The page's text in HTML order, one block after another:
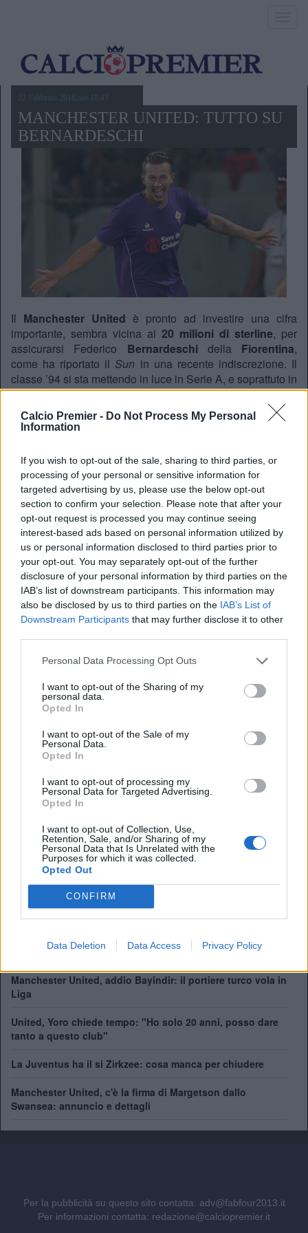
Calcio Premier - Do Not Process My Personal
Information
If you wish to opt-out of the sale, sharing to third parties, or
processing of your personal or sensitive information for
targeted advertising by us, please use the below opt-out
section to confirm your selection. Please note that after your
opt-out request is processed you may continue seeing
interest-based ads based on personal information utilized by
us or personal information disclosed to third parties prior to
your opt-out. You may separately opt-out of the further
disclosure of your personal information by third parties on the
IAB’s list of downstream participants. This information may
also be disclosed by us to third parties on the IAB’s List of
Downstream Participants that may further disclose it to other
Personal Data Processing Opt Outs
I want to opt-out of the Sharing of my
personal data.
Opted In
I want to opt-out of the Sale of my
Personal Data.
Opted In
I want to opt-out of processing my
Personal Data for Targeted Advertising.
Opted In
I want to opt-out of Collection, Use,
Retention, Sale, and/or Sharing of my
Personal Data that Is Unrelated with the
Purposes for which it was collected.
Opted Out
CONFIRM
Data Deletion Data Access Privacy Policy
22 Febbraio 2016,ore 10.47
MANCHESTER UNITED: TUTTO SU
BERNARDESCHI
Il Manchester United è pronto ad investire una cifra
importante, sembra vicina ai 20 milioni di sterline, per
assicurarsi Federico Bernardeschi della Fiorentina,
come ha riportato il Sun in una recente indiscrezione. Il
classe ’94 si sta mettendo in luce in Serie A, e soprattuto in
Europa League, dove, solo pochi giorni fa, ha segnato un
gol davvero incredibile contro il Tottenham. I viola hanno
un contratto fino al 2019 e vorrebbero riuscire a trattenere il
stanno avventando, oltre allo United, anche PSG,Real
Madrid e Barcellona.
Redazione
Twitter @Calciopremier
Anno di Fondazione:1878 come Newton Health LYR F.C.
Stadio:Old Trafford (75.731)
Città: Manchester
Presidente:Avram Glazer e Joel Glazer
Manager:Ruben Amorim
ALBO D'ORO
Premier League:20
League Cup:6
FA Community Shield:21
Champions League:3
Supercoppa Europea:
Coppa del Mondo per Club:1
Come giocherà il nuovo Manchester United? Rivoluzione
a centrocampo
Manchester United, addio Bayindir: il portiere turco vola in
Liga
United, Yoro chiede tempo: "Ho solo 20 anni, posso dare
tanto a questo club"
La Juventus ha il si Zirkzee: cosa manca per chiudere
Manchester United, c'è la firma di Margetson dallo
Swansea: annuncio e dettagli
Per la pubblicità su questo sito contatta: adv@fabfour2013.it
Per informazioni contatta: redazione@calciopremier.it